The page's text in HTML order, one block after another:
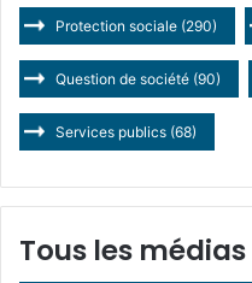
Protection sociale (290)
Question de société (90)
Services publics (68)
Tous les